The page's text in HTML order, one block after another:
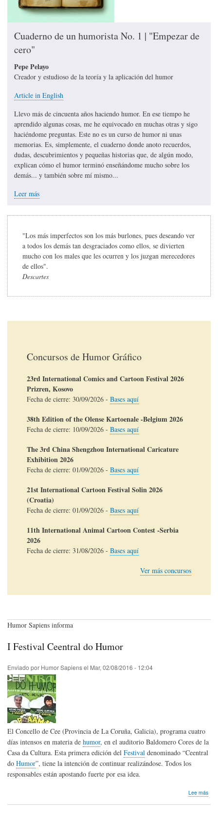
Cuaderno de un humorista No. 1 | "Empezar de
cero"
Pepe Pelayo
Creador y estudioso de la teoría y la aplicación del humor
Article in English
Llevo más de cincuenta años haciendo humor. En ese tiempo he
aprendido algunas cosas, me he equivocado en muchas otras y sigo
haciéndome preguntas. Este no es un curso de humor ni unas
memorias. Es, simplemente, el cuaderno donde anoto recuerdos,
dudas, descubrimientos y pequeñas historias que, de algún modo,
explican cómo el humor terminó enseñándome mucho sobre los
demás... y también sobre mí mismo...
Leer más
"Los más imperfectos son los más burlones, pues deseando ver
a todos los demás tan desgraciados como ellos, se divierten
mucho con los males que les ocurren y los juzgan merecedores
de ellos".
Descartes
Concursos de Humor Gráfico
23rd International Comics and Cartoon Festival 2026
Prizren, Kosovo
Fecha de cierre: 30/09/2026 - Bases aquí
38th Edition of the Olense Kartoenale -Belgium 2026
Fecha de cierre: 10/09/2026 - Bases aquí
The 3rd China Shengzhou International Caricature
Exhibition 2026
Fecha de cierre: 01/09/2026 - Bases aquí
21st International Cartoon Festival Solin 2026
(Croatia)
Fecha de cierre: 01/09/2026 - Bases aquí
11th International Animal Cartoon Contest -Serbia
2026
Fecha de cierre: 31/08/2026 - Bases aquí
Ver más concursos
Humor Sapiens informa
I Festival Ceentral do Humor
Enviado por Humor Sapiensel Mar, 02/08/2016 - 12:04
El Concello de Cee (Provincia de La Coruña, Galicia), programa cuatro
días intensos en materia de humor, en el auditorio Baldomero Cores de la
Casa da Cultura. Esta primera edición del Festival denominado “Ceentral
do Humor”, tiene la intención de continuar realizándose. Todos los
responsables están apostando fuerte por esa idea.
Lee más